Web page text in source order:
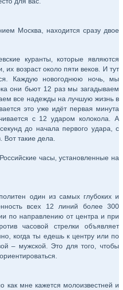
Москва, находится сразу двое
куранты, которые являются
возраст около пяти веков. И тут
Каждую новогоднюю ночь, мы
они бьют 12 раз мы загадываем
все надежды на лучшую жизнь в
это уже идёт первая минута
с 12 ударом колокола. А
до начала первого удара, с
Вот такие дела.
часы, установленные на
один из самых глубоких и
всех 12 линий более 300
по направлению от центра и при
часовой стрелки объявляет
когда ты едешь к центру или по
– мужской. Это для того, чтобы
как мне кажется молоизвестней и